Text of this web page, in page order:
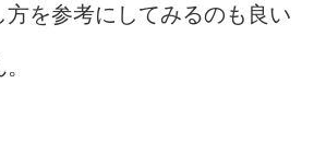
方を参考にしてみるのも良い